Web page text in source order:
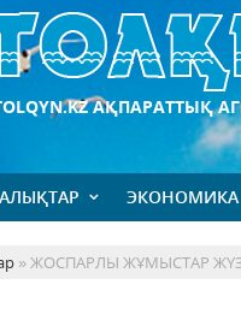
АҚПАРАТТЫҚ
ЭКОНОМИКА
» ЖОСПАРЛЫ ЖҰМЫСТАР